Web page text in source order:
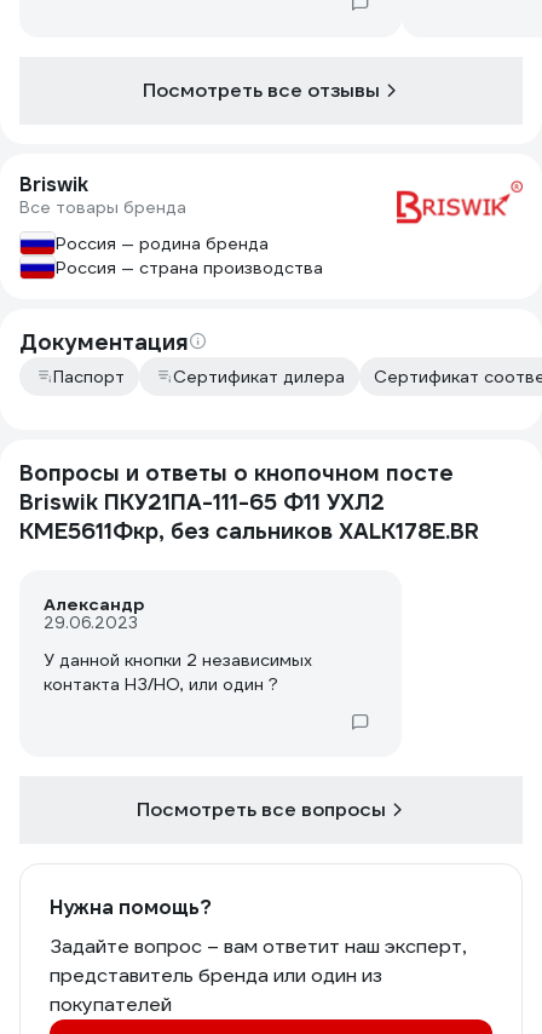
Посмотреть все отзывы
Briswik
Все товары бренда
Россия — родина бренда
Россия — страна производства
Документация
Паспорт Сертификат дилера Сертификат
Вопросы и ответы о кнопочном посте
Briswik ПКУ21ПА-111-65 Ф11 УХЛ2
КМЕ5611Фкр, без сальников XALK178E.BR
Александр
29.06.2023
У данной кнопки 2 независимых
контакта НЗ/НО, или один ?
Посмотреть все вопросы
Нужна помощь?
Задайте вопрос – вам ответит наш эксперт,
представитель бренда или один из
покупателей